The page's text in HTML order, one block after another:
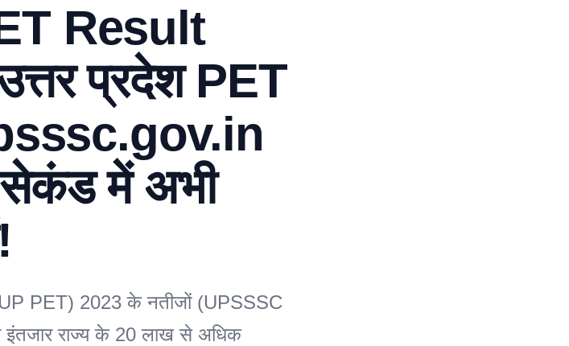
Result
प्रदेश PET
सेकंड में अभी
(UP PET) 2023 के नतीजों (UPSSSC
इंतजार राज्य के 20 लाख से अधिक